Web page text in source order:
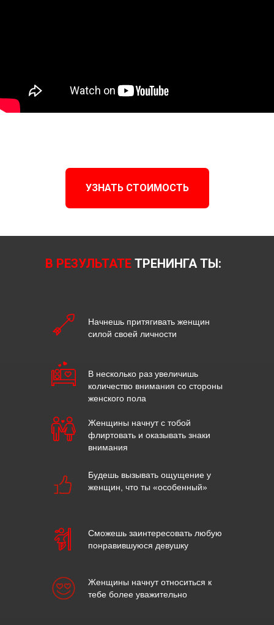
УЗНАТЬ СТОИМОСТЬ
Начнешь притягивать женщин
силой своей личности
В несколько раз увеличишь
количество внимания со стороны
женского пола
Женщины начнут с тобой
флиртовать и оказывать знаки
внимания
Будешь вызывать ощущение у
женщин, что ты «особенный»
Сможешь заинтересовать любую
понравившуюся девушку
Женщины начнут относиться к
тебе более уважительно
В РЕЗУЛЬТАТЕ ТРЕНИНГА ТЫ: